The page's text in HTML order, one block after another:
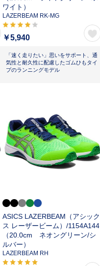
ワイト）
LAZERBEAM RK-MG
￥5,940
「速く走りたい」思いをサポート、通
気性と耐久性に配慮したゴムひもタイ
プのランニングモデル
ASICS LAZERBEAM（アシック
ス レーザービーム）/1154A144
（20.0cm ネオングリーン/シ
ルバー）
LAZERBEAM RH